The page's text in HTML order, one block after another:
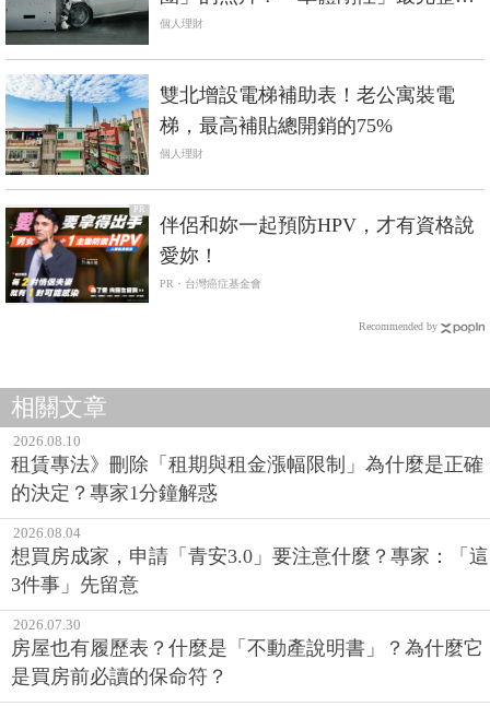
析《中價位進口車篇》
個人理財
雙北增設電梯補助表！老公寓裝電
梯，最高補貼總開銷的75%
個人理財
PR
伴侶和妳一起預防HPV，才有資格說
愛妳！
PR・台灣癌症基金會
Recommended by
相關文章
2026.08.10
租賃專法》刪除「租期與租金漲幅限制」為什麼是正確
的決定？專家1分鐘解惑
2026.08.04
想買房成家，申請「青安3.0」要注意什麼？專家：「這
3件事」先留意
2026.07.30
房屋也有履歷表？什麼是「不動產說明書」？為什麼它
是買房前必讀的保命符？